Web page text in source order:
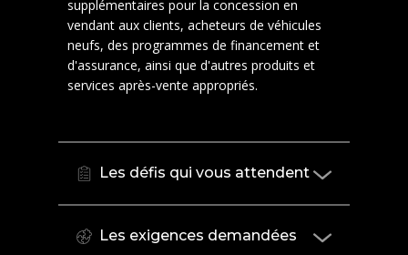
supplémentaires pour la concession en
vendant aux clients, acheteurs de véhicules
neufs, des programmes de financement et
d'assurance, ainsi que d'autres produits et
services après-vente appropriés.
Les défis qui vous attendent
Les exigences demandées